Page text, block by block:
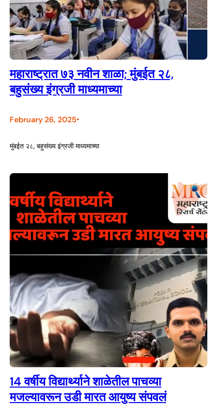
महाराष्ट्रात ७३ नवीन शाळा; मुंबईत २८,
बहुसंख्य इंग्रजी माध्यमाच्या
February 26, 2025•
मुंबईत २८, बहुसंख्य इंग्रजी माध्यमाच्या
14 वर्षीय विद्यार्थ्याने शाळेतील पाचव्या
मजल्यावरून उडी मारत आयुष्य संपवलं